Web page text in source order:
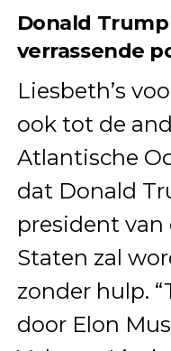
Donald
verrassende
Liesbeth’s
ook tot de
Atlantische
dat Donald
president van
Staten zal
zonder hulp.
door Elon